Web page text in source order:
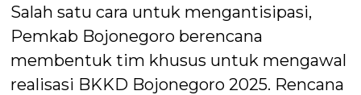
Salah satu cara untuk mengantisipasi,
Pemkab Bojonegoro berencana
membentuk tim khusus untuk mengawal
realisasi BKKD Bojonegoro 2025. Rencana